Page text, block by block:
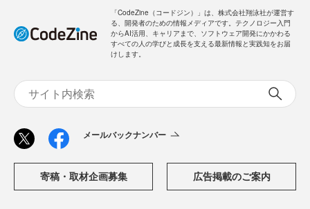
「CodeZine（コードジン）」は、株式会社翔泳社が運営す
る、開発者のための情報メディアです。テクノロジー入門
からAI活用、キャリアまで、ソフトウェア開発にかかわる
すべての人の学びと成長を支える最新情報と実践知をお届
けします。
メールバックナンバー
寄稿・取材企画募集 広告掲載のご案内